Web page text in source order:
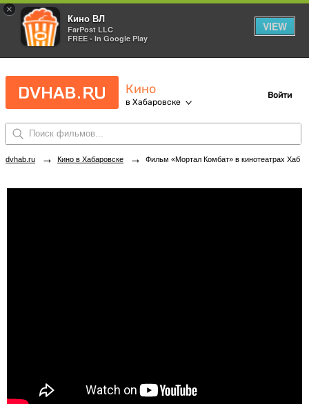
×
Кино ВЛ
FarPost LLC
FREE - In Google Play
VIEW
Кино
в Хабаровске
Войти
dvhab.ru → Кино в Хабаровске → Фильм «Мортал Комбат» в кинотеатрах Хабаровска. Купить билеты!